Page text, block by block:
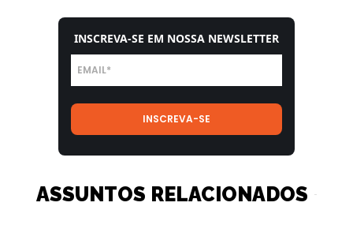
INSCREVA-SE EM NOSSA NEWSLETTER
ASSUNTOS RELACIONADOS